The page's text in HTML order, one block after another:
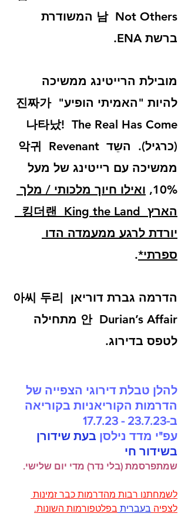
남  Not Others המשודרת
ברשת ENA.
מובילת הרייטינג ממשיכה
להיות "האמיתי הופיע" 진짜가
(כרגיל). השֵד  악귀  Revenant
ממשיכה עם רייטינג של מעל
10%, ואילו חיוך מלכותי / מלך
יורדת לרגע ממעמדה הדו
ספרתי*
.
הדרמה גברת דוריאן  아씨 두리
안  Durian’s Affair מתחילה
לטפס בדירוג.
להלן טבלת דירוגי הצפייה של
הדרמות הקוריאניות בקוריאה
ב-23.7.23 - 17.7.23
עפ"י מדד נילסן בעת שידורן
בשידור חי
שמתפרסמת (בלי נדר) מדי יום שלישי.
לשמחתנו רבות מהדרמות כבר זמינות
לצפיה בעברית בפלטפורמות השונות.